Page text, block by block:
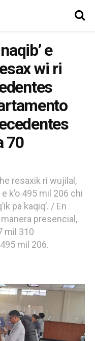
e
wi ri
70
resaxik ri wujilal,
e k’o 495 mil 206 chi
pa kaqiq’. / En
presencial,
mil 310
mil 206.